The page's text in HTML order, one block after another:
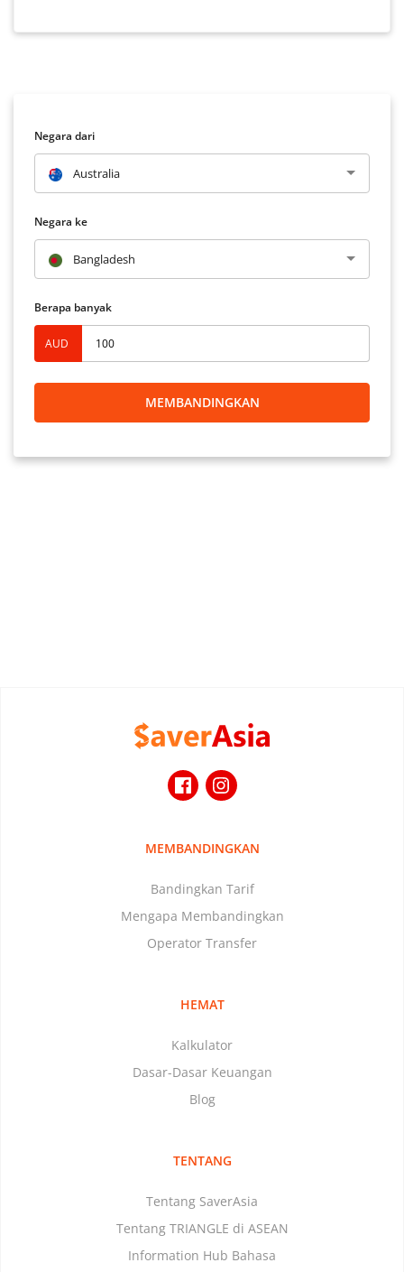
Negara dari
Australia
Negara ke
Bangladesh
Berapa banyak
AUD
MEMBANDINGKAN
MEMBANDINGKAN
Bandingkan Tarif
Mengapa Membandingkan
Operator Transfer
HEMAT
Kalkulator
Dasar-Dasar Keuangan
Blog
TENTANG
Tentang SaverAsia
Tentang TRIANGLE di ASEAN
Information Hub Bahasa